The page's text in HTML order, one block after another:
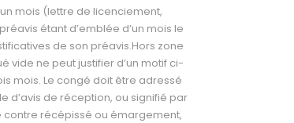
mois (lettre de licenciement,
étant d’emblée d’un mois le
de son préavis.Hors zone
vide ne peut justifier d’un motif ci-
mois. Le congé doit être adressé
de réception, ou signifié par
contre récépissé ou émargement,